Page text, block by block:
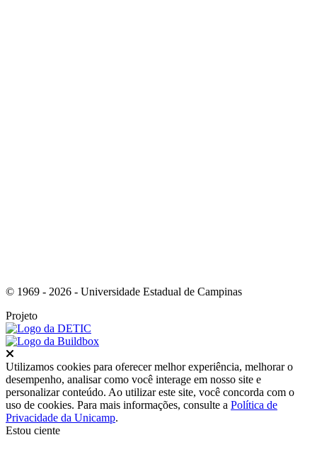
© 1969 - 2026 - Universidade Estadual de Campinas
Projeto
Utilizamos cookies para oferecer melhor experiência, melhorar o
desempenho, analisar como você interage em nosso site e
personalizar conteúdo. Ao utilizar este site, você concorda com o
uso de cookies. Para mais informações, consulte a Política de
Privacidade da Unicamp.
Estou ciente